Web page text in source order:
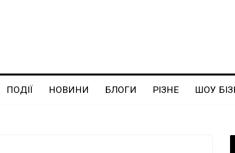
ПОДІЇ НОВИНИ БЛОГИ РІЗНЕ ШОУ